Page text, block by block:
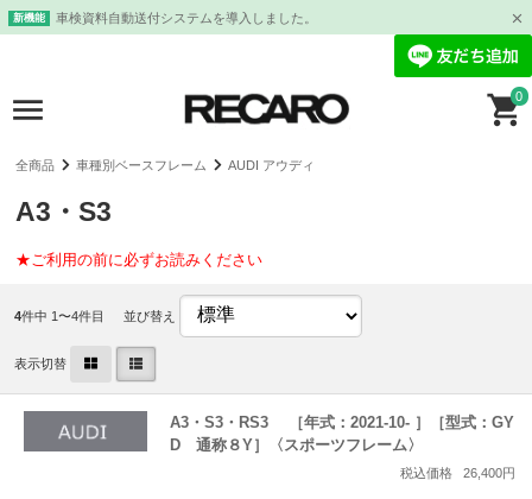
新機能 車検資料自動送付システムを導入しました。
0
全商品 車種別ベースフレーム AUDI アウディ
A3・S3
★ご利用の前に必ずお読みください
4件中 1〜4件目 並び替え
表示切替
A3・S3・RS3 ［年式：2021-10- ］［型式：GY
D 通称８Y］〈スポーツフレーム〉
税込価格 26,400円